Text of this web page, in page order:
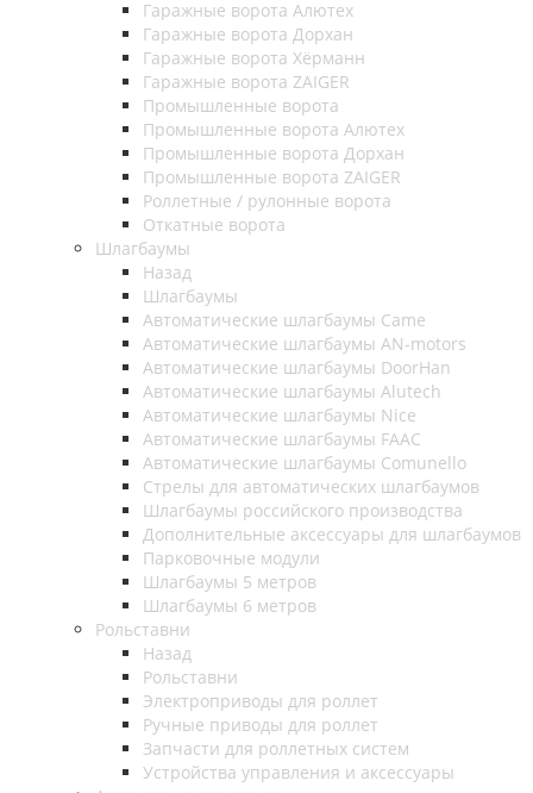
Гаражные ворота Алютех
Гаражные ворота Дорхан
Гаражные ворота Хёрманн
Гаражные ворота ZAIGER
Промышленные ворота
Промышленные ворота Алютех
Промышленные ворота Дорхан
Промышленные ворота ZAIGER
Роллетные / рулонные ворота
Откатные ворота
Шлагбаумы
Назад
Шлагбаумы
Автоматические шлагбаумы Came
Автоматические шлагбаумы AN-motors
Автоматические шлагбаумы DoorHan
Автоматические шлагбаумы Alutech
Автоматические шлагбаумы Nice
Автоматические шлагбаумы FAAC
Автоматические шлагбаумы Comunello
Стрелы для автоматических шлагбаумов
Шлагбаумы российского производства
Дополнительные аксессуары для шлагбаумов
Парковочные модули
Шлагбаумы 5 метров
Шлагбаумы 6 метров
Рольставни
Назад
Рольставни
Электроприводы для роллет
Ручные приводы для роллет
Запчасти для роллетных систем
Устройства управления и аксессуары